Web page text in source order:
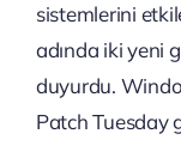
sistemlerini
adında iki yeni
duyurdu.
Patch Tuesday